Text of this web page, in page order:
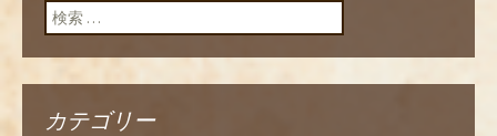
検索:
カテゴリー